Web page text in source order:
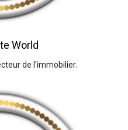
World
de l'immobilier.